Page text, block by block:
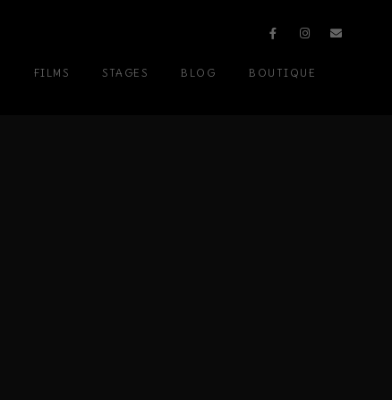
FILMS STAGES BLOG BOUTIQUE